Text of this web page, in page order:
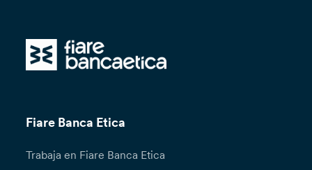
Fiare Banca Etica
Trabaja en Fiare Banca Etica